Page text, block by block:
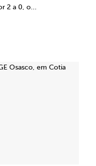
2 a 0, o...